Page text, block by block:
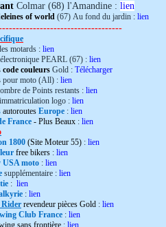
Colmar (68) l'Amandine : lien
of world (67) Au fond du jardin : lien
motards : lien
électronique PEARL (67) : lien
code couleurs Gold : Télécharger
pour moto (All) : lien
de Points restants : lien
logo : lien
autoroutes Europe : lien
France - Plus Beaux : lien
1800 (Site Moteur 55) : lien
free bikers : lien
USA moto : lien
supplémentaire : lien
: lien
: lien
revendeur pièces Gold : lien
Club France : lien
sans frontière : lien